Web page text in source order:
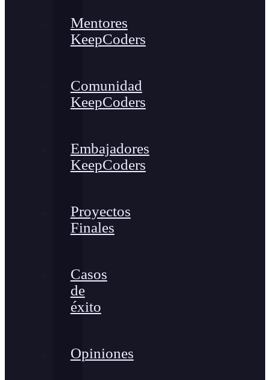
Mentores
KeepCoders
Comunidad
KeepCoders
Embajadores
KeepCoders
Proyectos
Finales
Casos
de
éxito
Opiniones